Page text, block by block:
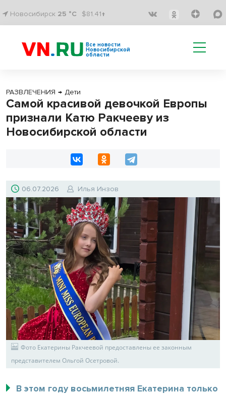
Новосибирск 25 °C $81.41↑
Все новости
Новосибирской
области
РАЗВЛЕЧЕНИЯ → Дети
Самой красивой девочкой Европы
признали Катю Ракчееву из
Новосибирской области
06.07.2026 Илья Инзов
Фото Екатерины Ракчеевой предоставлены ее законным
представителем Ольгой Осетровой.
В этом году восьмилетняя Екатерина только